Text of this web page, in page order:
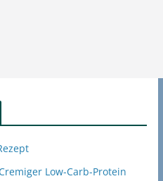
Low-Carb-Protein